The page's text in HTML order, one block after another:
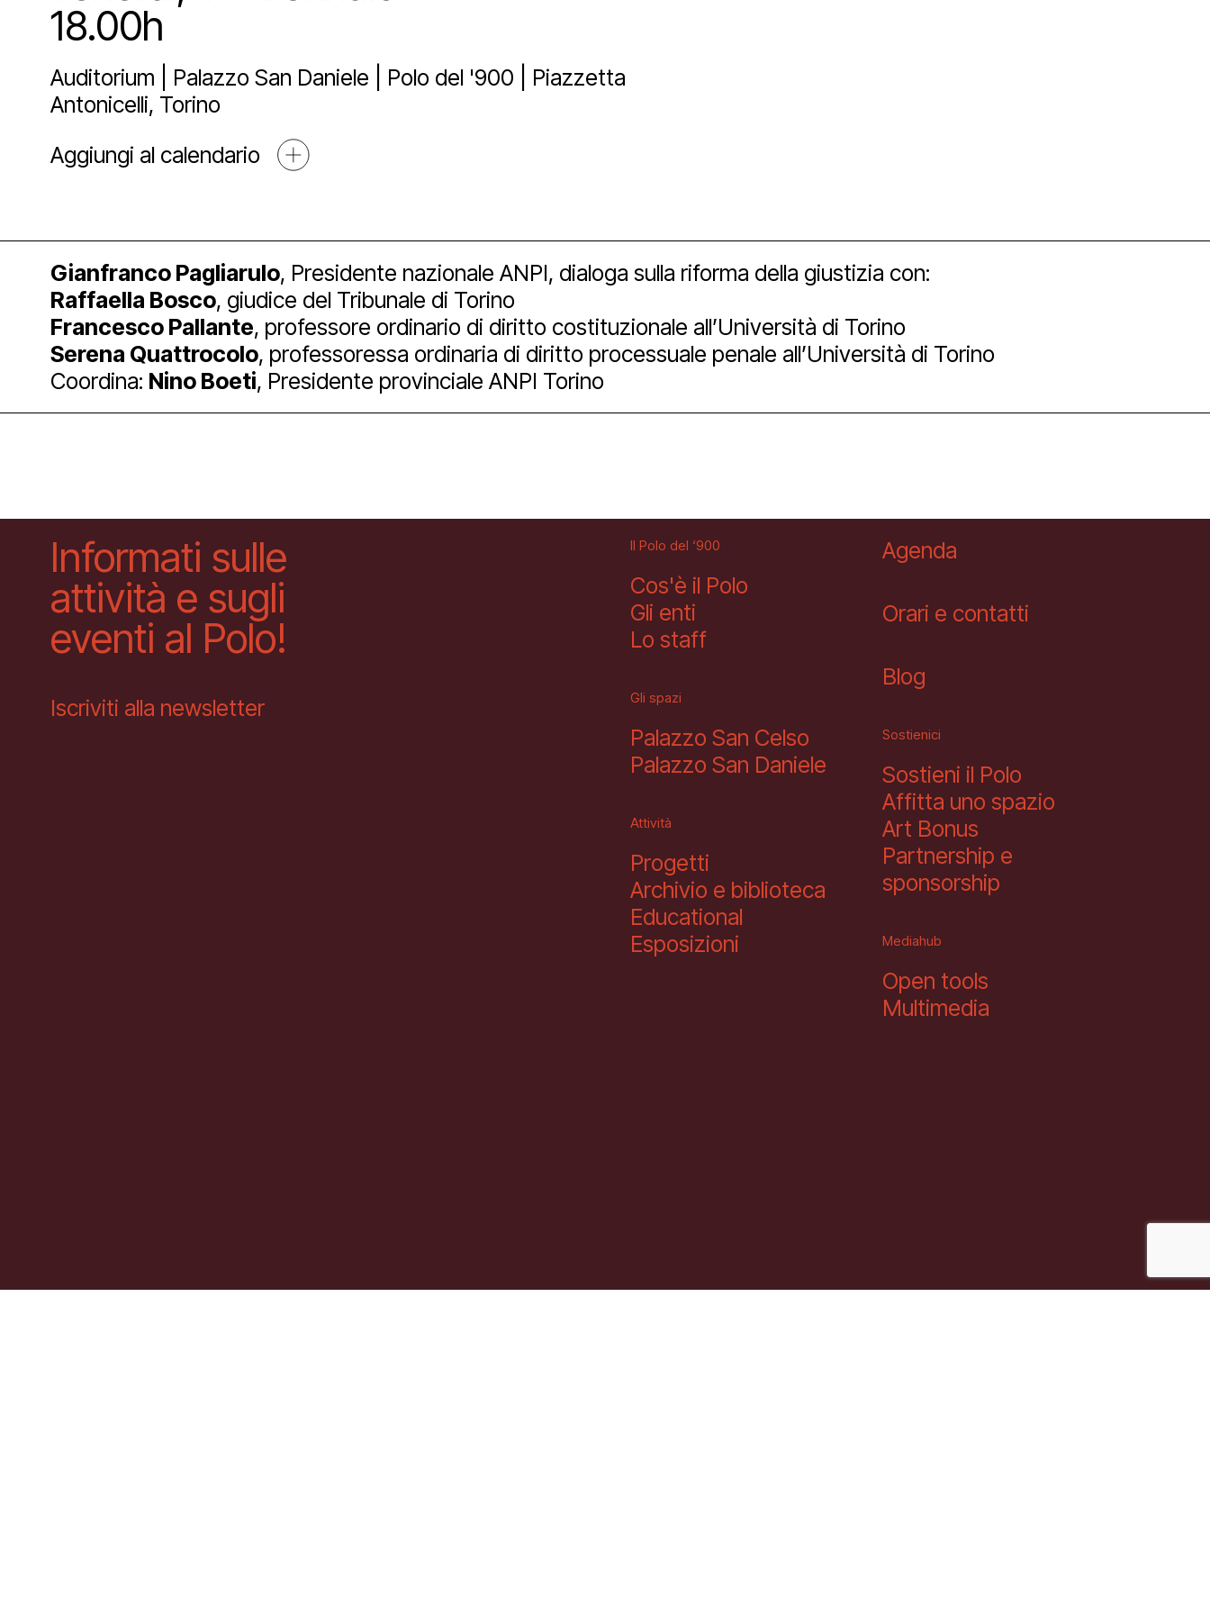
Educational
Esposizioni
Sostienici
Art Bonus
Partnership e sponsorship
Agenda
Mediahub
Multimedia
Open tools
Blog
18.00h
Auditorium | Palazzo San Daniele | Polo del '900 | Piazzetta
Antonicelli, Torino
Aggiungi al calendario
Gianfranco Pagliarulo, Presidente nazionale ANPI, dialoga sulla riforma della giustizia con:
Raffaella Bosco, giudice del Tribunale di Torino
Francesco Pallante, professore ordinario di diritto costituzionale all’Università di Torino
Serena Quattrocolo, professoressa ordinaria di diritto processuale penale all’Università di Torino
Coordina: Nino Boeti, Presidente provinciale ANPI Torino
Informati sulle
attività e sugli
eventi al Polo!
Iscriviti alla newsletter
Il Polo del ‘900
Cos'è il Polo
Gli enti
Lo staff
Gli spazi
Palazzo San Celso
Palazzo San Daniele
Attività
Progetti
Archivio e biblioteca
Educational
Esposizioni
Agenda
Orari e contatti
Blog
Sostienici
Sostieni il Polo
Affitta uno spazio
Art Bonus
Partnership e
sponsorship
Mediahub
Open tools
Multimedia